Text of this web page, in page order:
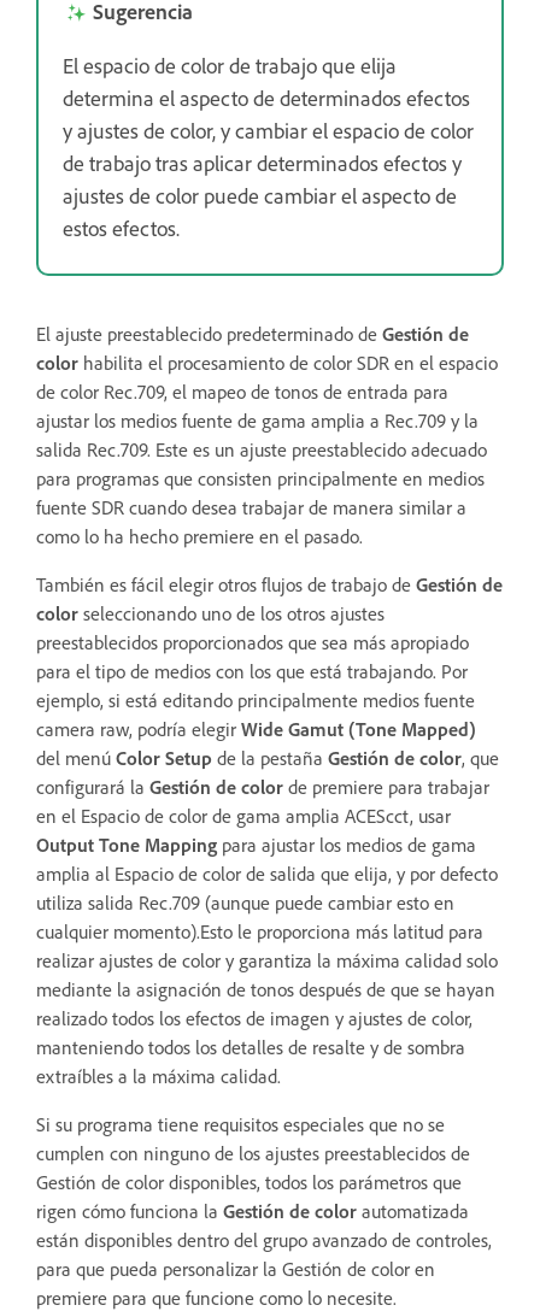
Sugerencia
El espacio de color de trabajo que elija
determina el aspecto de determinados efectos
y ajustes de color, y cambiar el espacio de color
de trabajo tras aplicar determinados efectos y
ajustes de color puede cambiar el aspecto de
estos efectos.
El ajuste preestablecido predeterminado de Gestión de
color habilita el procesamiento de color SDR en el espacio
de color Rec.709, el mapeo de tonos de entrada para
ajustar los medios fuente de gama amplia a Rec.709 y la
salida Rec.709. Este es un ajuste preestablecido adecuado
para programas que consisten principalmente en medios
fuente SDR cuando desea trabajar de manera similar a
como lo ha hecho premiere en el pasado.
También es fácil elegir otros flujos de trabajo de Gestión de
color seleccionando uno de los otros ajustes
preestablecidos proporcionados que sea más apropiado
para el tipo de medios con los que está trabajando. Por
ejemplo, si está editando principalmente medios fuente
camera raw, podría elegir Wide Gamut (Tone Mapped)
del menú Color Setup de la pestaña Gestión de color, que
configurará la Gestión de color de premiere para trabajar
en el Espacio de color de gama amplia ACEScct, usar
Output Tone Mapping para ajustar los medios de gama
amplia al Espacio de color de salida que elija, y por defecto
utiliza salida Rec.709 (aunque puede cambiar esto en
cualquier momento).Esto le proporciona más latitud para
realizar ajustes de color y garantiza la máxima calidad solo
mediante la asignación de tonos después de que se hayan
realizado todos los efectos de imagen y ajustes de color,
manteniendo todos los detalles de resalte y de sombra
extraíbles a la máxima calidad.
Si su programa tiene requisitos especiales que no se
cumplen con ninguno de los ajustes preestablecidos de
Gestión de color disponibles, todos los parámetros que
rigen cómo funciona la Gestión de color automatizada
están disponibles dentro del grupo avanzado de controles,
para que pueda personalizar la Gestión de color en
premiere para que funcione como lo necesite.